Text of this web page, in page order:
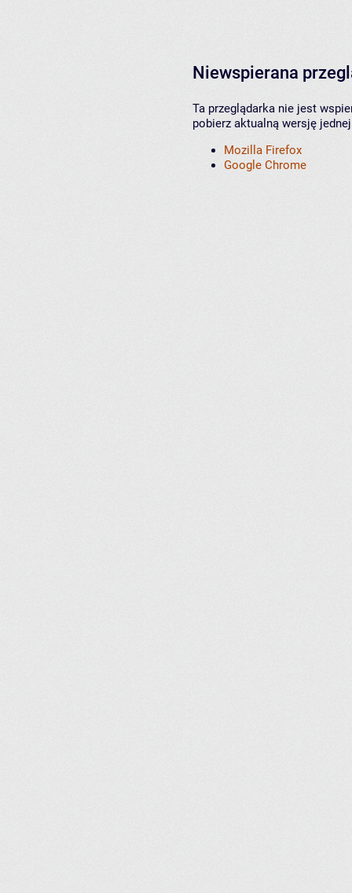
Niewspierana
Ta przeglądarka nie jest
pobierz aktualną wersję
Mozilla Firefox
Google Chrome